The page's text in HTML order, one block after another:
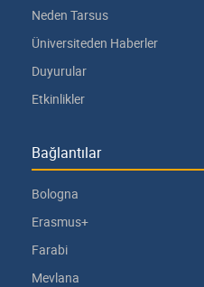
Neden Tarsus
Üniversiteden Haberler
Duyurular
Etkinlikler
Bağlantılar
Bologna
Erasmus+
Farabi
Mevlana